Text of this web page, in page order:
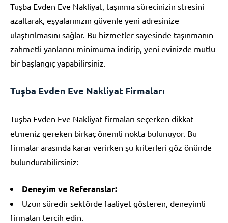
Tuşba Evden Eve Nakliyat, taşınma sürecinizin stresini
azaltarak, eşyalarınızın güvenle yeni adresinize
ulaştırılmasını sağlar. Bu hizmetler sayesinde taşınmanın
zahmetli yanlarını minimuma indirip, yeni evinizde mutlu
bir başlangıç yapabilirsiniz.
Tuşba Evden Eve Nakliyat Firmaları
Tuşba Evden Eve Nakliyat firmaları seçerken dikkat
etmeniz gereken birkaç önemli nokta bulunuyor. Bu
firmalar arasında karar verirken şu kriterleri göz önünde
bulundurabilirsiniz:
Deneyim ve Referanslar:
Uzun süredir sektörde faaliyet gösteren, deneyimli
firmaları tercih edin.